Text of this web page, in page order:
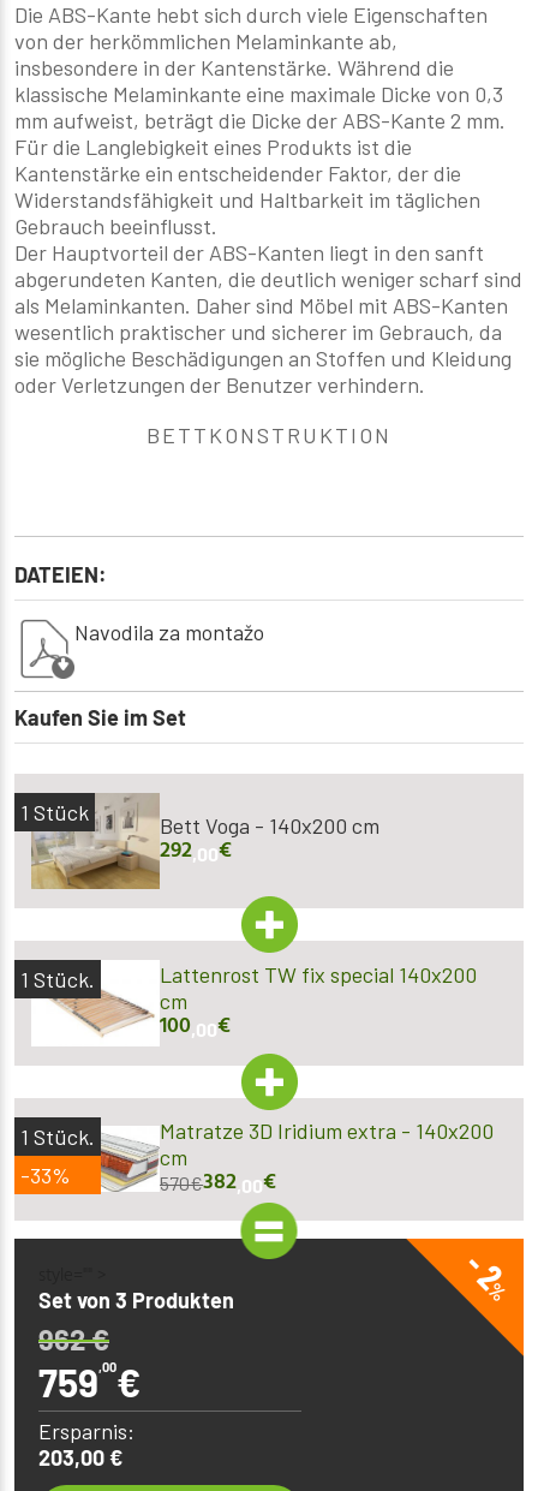
Die ABS-Kante hebt sich durch viele Eigenschaften
von der herkömmlichen Melaminkante ab,
insbesondere in der Kantenstärke. Während die
klassische Melaminkante eine maximale Dicke von 0,3
mm aufweist, beträgt die Dicke der ABS-Kante 2 mm.
Für die Langlebigkeit eines Produkts ist die
Kantenstärke ein entscheidender Faktor, der die
Widerstandsfähigkeit und Haltbarkeit im täglichen
Gebrauch beeinflusst.
Der Hauptvorteil der ABS-Kanten liegt in den sanft
abgerundeten Kanten, die deutlich weniger scharf sind
als Melaminkanten. Daher sind Möbel mit ABS-Kanten
wesentlich praktischer und sicherer im Gebrauch, da
sie mögliche Beschädigungen an Stoffen und Kleidung
oder Verletzungen der Benutzer verhindern.
BETTKONSTRUKTION
DATEIEN:
Navodila za montažo
Kaufen Sie im Set
1 Stück
Bett Voga - 140x200 cm
292,00€
1 Stück.
Lattenrost TW fix special 140x200
cm
100,00€
1 Stück.
-33%
Matratze 3D Iridium extra - 140x200
cm
570€382,00€
- 2
%
Set von 3 Produkten
962€
759 ,00€
Ersparnis:
203,00 €